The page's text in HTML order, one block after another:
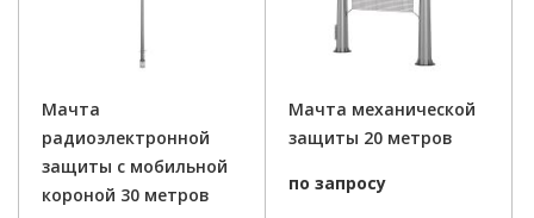
Мачта
радиоэлектронной
защиты с мобильной
короной 30 метров
Мачта механической
защиты 20 метров
по запросу